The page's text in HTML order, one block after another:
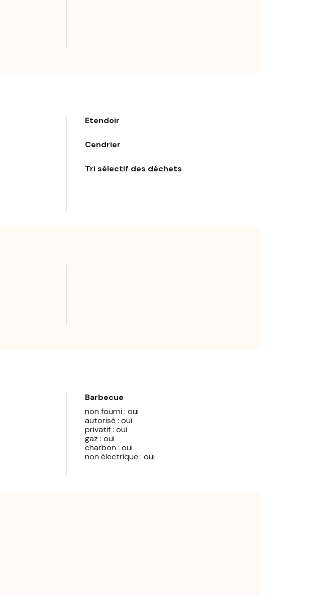
Etendoir
Cendrier
Tri sélectif des déchets
Barbecue
non fourni : oui
autorisé : oui
privatif : oui
gaz : oui
charbon : oui
non électrique : oui